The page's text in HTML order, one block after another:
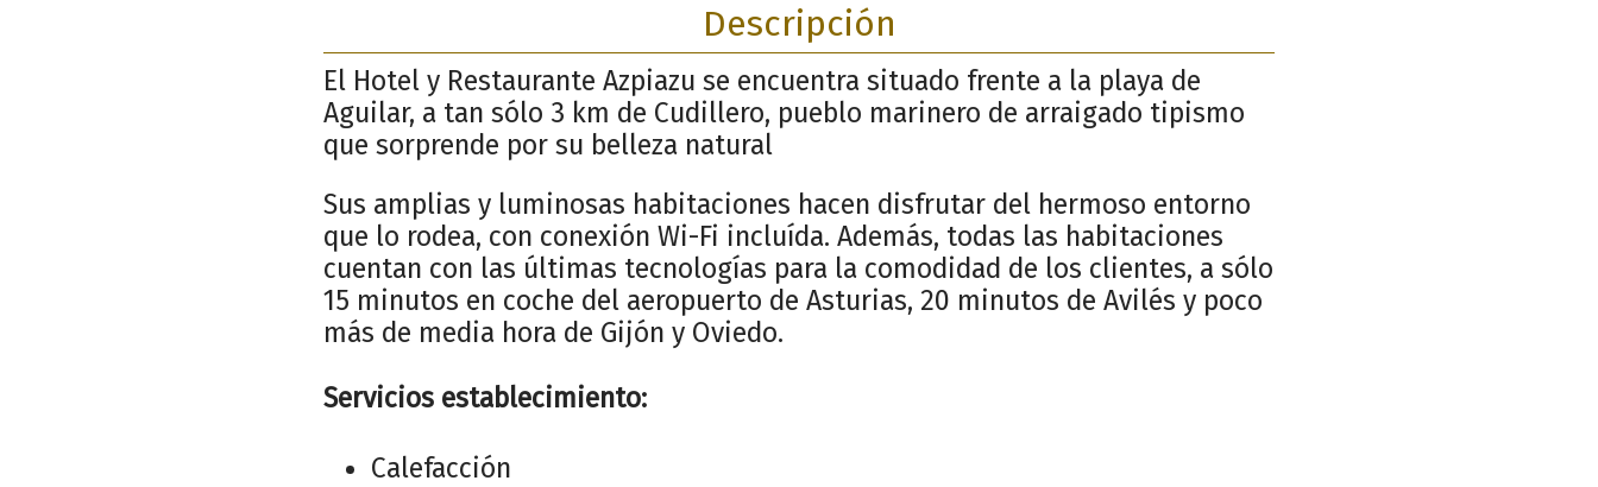
Descripción
El Hotel y Restaurante Azpiazu se encuentra situado frente a la playa de
Aguilar, a tan sólo 3 km de Cudillero, pueblo marinero de arraigado tipismo
que sorprende por su belleza natural
Sus amplias y luminosas habitaciones hacen disfrutar del hermoso entorno
que lo rodea, con conexión Wi-Fi incluída. Además, todas las habitaciones
cuentan con las últimas tecnologías para la comodidad de los clientes, a sólo
15 minutos en coche del aeropuerto de Asturias, 20 minutos de Avilés y poco
más de media hora de Gijón y Oviedo.
Servicios establecimiento:
Calefacción